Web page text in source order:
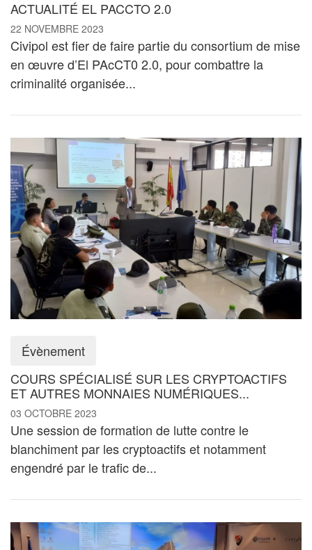
ACTUALITÉ EL PACCTO 2.0
22 NOVEMBRE 2023
Civipol est fier de faire partie du consortium de mise
en œuvre d’El PAcCT0 2.0, pour combattre la
criminalité organisée...
Évènement
COURS SPÉCIALISÉ SUR LES CRYPTOACTIFS
ET AUTRES MONNAIES NUMÉRIQUES...
03 OCTOBRE 2023
Une session de formation de lutte contre le
blanchiment par les cryptoactifs et notamment
engendré par le trafic de...